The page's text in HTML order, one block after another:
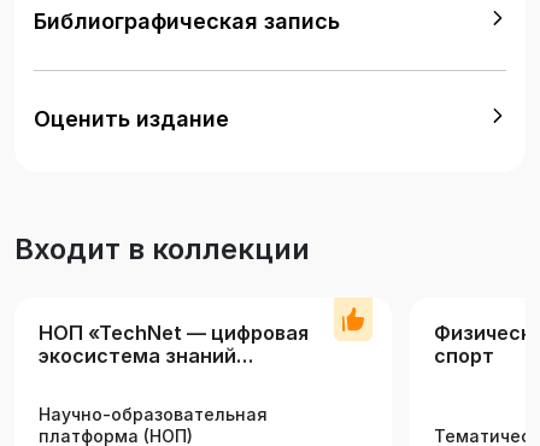
Библиографическая запись
Оценить издание
Входит в коллекции
НОП «TechNet — цифровая
экосистема знаний
Научно-образовательная
платформа (НОП)
спорт